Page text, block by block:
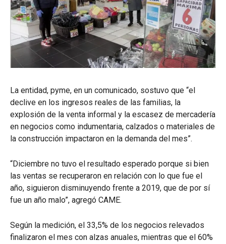
La entidad, pyme, en un comunicado, sostuvo que “el
declive en los ingresos reales de las familias, la
explosión de la venta informal y la escasez de mercadería
en negocios como indumentaria, calzados o materiales de
la construcción impactaron en la demanda del mes”.
“Diciembre no tuvo el resultado esperado porque si bien
las ventas se recuperaron en relación con lo que fue el
año, siguieron disminuyendo frente a 2019, que de por sí
fue un año malo”, agregó CAME.
Según la medición, el 33,5% de los negocios relevados
finalizaron el mes con alzas anuales, mientras que el 60%